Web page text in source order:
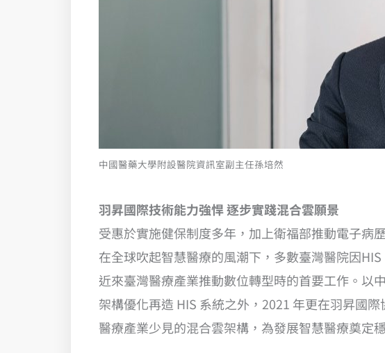
中國醫藥大學附設醫院資訊室副主任孫培然
羽昇國際技術能力強悍 逐步實踐混合雲願景
受惠於實施健保制度多年，加上衛福部推動電子病
在全球吹起智慧醫療的風潮下，多數臺灣醫院因
近來臺灣醫療產業推動數位轉型時的首要工作。以
架構優化再造 HIS 系統之外，2021 年更在羽昇國
醫療產業少見的混合雲架構，為發展智慧醫療奠定